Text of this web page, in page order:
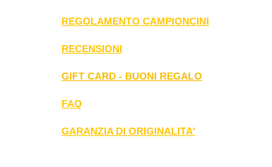
REGOLAMENTO CAMPIONCINI
RECENSIONI
GIFT CARD - BUONI REGALO
FAQ
GARANZIA DI ORIGINALITA'